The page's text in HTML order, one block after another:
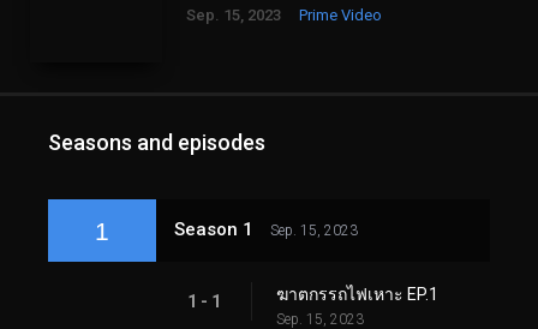
Sep. 15, 2023 Prime Video
Seasons and episodes
1 Season 1 Sep. 15, 2023
1 - 1 ฆาตกรรถไฟเหาะ EP.1
Sep. 15, 2023